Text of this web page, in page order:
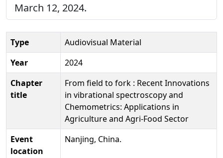
March 12, 2024.
Type
Audiovisual Material
Year
2024
Chapter
title
From field to fork : Recent Innovations
in vibrational spectroscopy and
Chemometrics: Applications in
Agriculture and Agri-Food Sector
Event
location
Nanjing, China.